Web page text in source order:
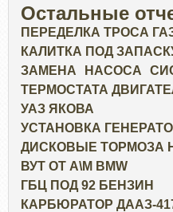
Остальные
ПЕРЕДЕЛКА ТРОСА
КАЛИТКА ПОД
ЗАМЕНА НАСОСА
ТЕРМОСТАТА
УАЗ ЯКОВА
УСТАНОВКА
ДИСКОВЫЕ ТОРМОЗА
ВУТ ОТ А\М BMW
ГБЦ ПОД 92 БЕНЗИН
КАРБЮРАТОР ДААЗ-